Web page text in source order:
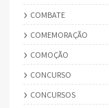
COMBATE
COMEMORAÇÃO
COMOÇÃO
CONCURSO
CONCURSOS